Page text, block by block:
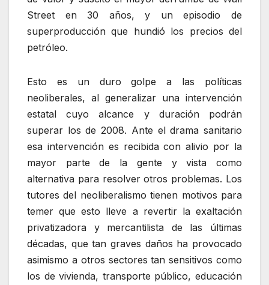
Street en 30 años, y un episodio de
superproducción que hundió los precios del
petróleo.
Esto es un duro golpe a las políticas
neoliberales, al generalizar una intervención
estatal cuyo alcance y duración podrán
superar los de 2008. Ante el drama sanitario
esa intervención es recibida con alivio por la
mayor parte de la gente y vista como
alternativa para resolver otros problemas. Los
tutores del neoliberalismo tienen motivos para
temer que esto lleve a revertir la exaltación
privatizadora y mercantilista de las últimas
décadas, que tan graves daños ha provocado
asimismo a otros sectores tan sensitivos como
los de vivienda, transporte público, educación